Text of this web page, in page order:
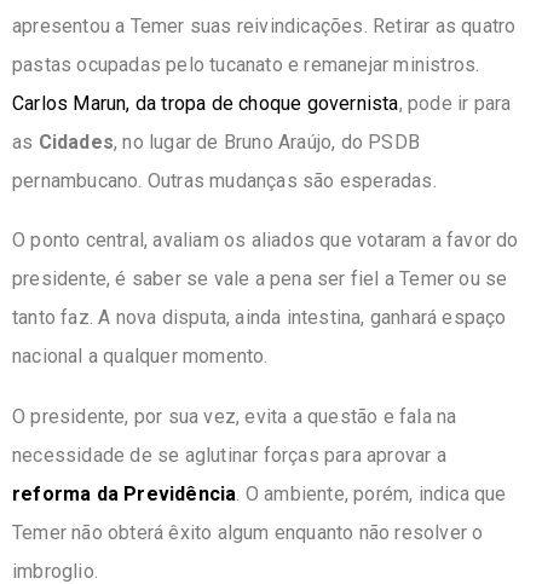
apresentou a Temer suas reivindicações. Retirar as quatro
pastas ocupadas pelo tucanato e remanejar ministros.
Carlos Marun, da tropa de choque governista, pode ir para
as Cidades, no lugar de Bruno Araújo, do PSDB
pernambucano. Outras mudanças são esperadas.
O ponto central, avaliam os aliados que votaram a favor do
presidente, é saber se vale a pena ser fiel a Temer ou se
tanto faz. A nova disputa, ainda intestina, ganhará espaço
nacional a qualquer momento.
O presidente, por sua vez, evita a questão e fala na
necessidade de se aglutinar forças para aprovar a
reforma da Previdência . O ambiente, porém, indica que
Temer não obterá êxito algum enquanto não resolver o
imbroglio.